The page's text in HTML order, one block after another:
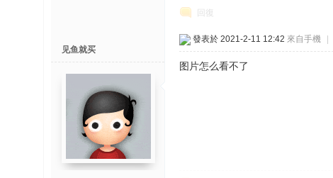
回復
见鱼就买
發表於 2021-2-11 12:42 來自手機
图片怎么看不了